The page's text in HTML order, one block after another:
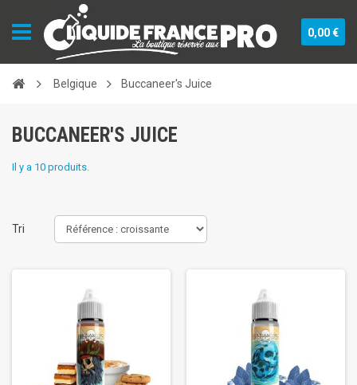
0,00 €
Belgique Buccaneer's Juice
BUCCANEER'S JUICE
Il y a 10 produits.
Tri